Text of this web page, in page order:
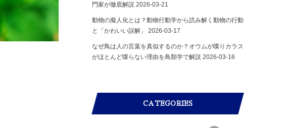
門家が徹底解説 2026-03-21
動物の擬人化とは？動物行動学から読み解く動物の行動
と「かわいい誤解」
2026-03-17
なぜ鳥は人の言葉を真似するのか？オウムが喋りカラス
がほとんど喋らない理由を鳥類学で解説 2026-03-16
CATEGORIES